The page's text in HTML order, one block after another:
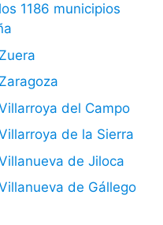
1186 municipios
del Campo
de la Sierra
de Jiloca
de Gállego